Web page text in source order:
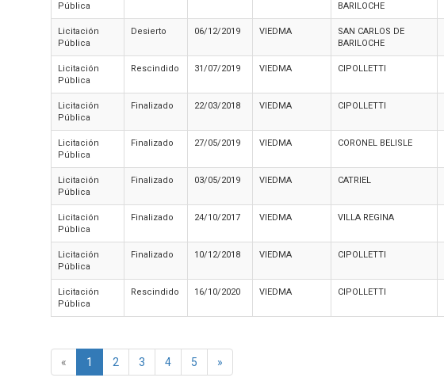
Pública
BARILOCHE
Licitación
Pública
Desierto 06/12/2019 VIEDMA
SAN CARLOS DE
BARILOCHE
Licitación
Pública
Rescindido 31/07/2019 VIEDMA CIPOLLETTI
Licitación
Pública
Finalizado 22/03/2018 VIEDMA CIPOLLETTI
Licitación
Pública
Finalizado 27/05/2019 VIEDMA CORONEL BELISLE
Licitación
Pública
Finalizado 03/05/2019 VIEDMA CATRIEL
Licitación
Pública
Finalizado 24/10/2017 VIEDMA VILLA REGINA
Licitación
Pública
Finalizado 10/12/2018 VIEDMA CIPOLLETTI
Licitación
Pública
Rescindido 16/10/2020 VIEDMA CIPOLLETTI
« 1 2 3 4 5 »